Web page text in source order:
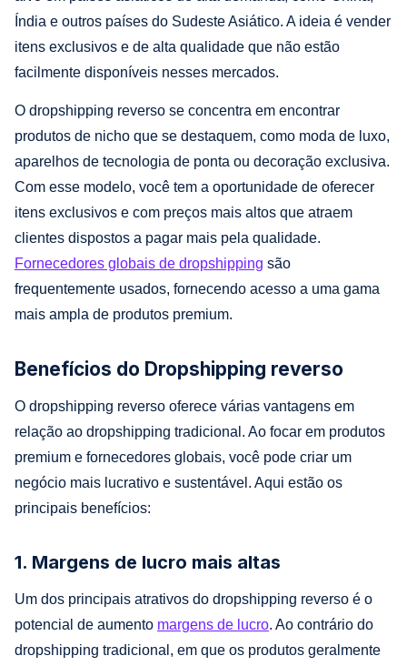
Índia e outros países do Sudeste Asiático. A ideia é vender
itens exclusivos e de alta qualidade que não estão
facilmente disponíveis nesses mercados.
O dropshipping reverso se concentra em encontrar
produtos de nicho que se destaquem, como moda de luxo,
aparelhos de tecnologia de ponta ou decoração exclusiva.
Com esse modelo, você tem a oportunidade de oferecer
itens exclusivos e com preços mais altos que atraem
clientes dispostos a pagar mais pela qualidade.
Fornecedores globais de dropshipping são
frequentemente usados, fornecendo acesso a uma gama
mais ampla de produtos premium.
Benefícios do Dropshipping reverso
O dropshipping reverso oferece várias vantagens em
relação ao dropshipping tradicional. Ao focar em produtos
premium e fornecedores globais, você pode criar um
negócio mais lucrativo e sustentável. Aqui estão os
principais benefícios:
1. Margens de lucro mais altas
Um dos principais atrativos do dropshipping reverso é o
potencial de aumento margens de lucro. Ao contrário do
dropshipping tradicional, em que os produtos geralmente